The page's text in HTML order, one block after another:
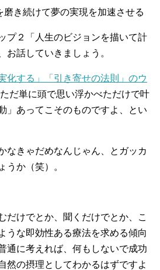
き続けて夢の実現を加速させる
プ２「人生のビジョンを描いて計
お話していきましょう。
する」「引き寄せの法則」のウ
だ単に頭で思い浮かべただけで叶
」あってこそのものですよ、とい
なきゃだめなんじゃん、とガッカ
うか（笑）。
だけでとか、聞くだけでとか、こ
うな即効性ある療法を求める傾向
通に考えれば、何もしないで成功
然の摂理としてわかるはずですよ